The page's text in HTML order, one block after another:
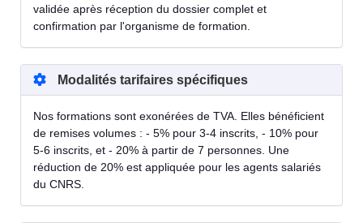
validée après réception du dossier complet et
confirmation par l'organisme de formation.
Modalités tarifaires spécifiques
Nos formations sont exonérées de TVA. Elles bénéficient
de remises volumes : - 5% pour 3-4 inscrits, - 10% pour
5-6 inscrits, et - 20% à partir de 7 personnes. Une
réduction de 20% est appliquée pour les agents salariés
du CNRS.